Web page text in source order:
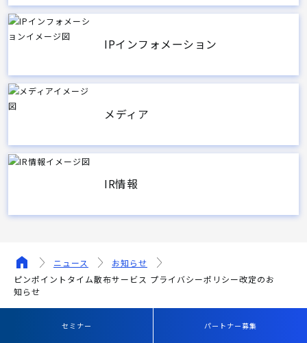
IPインフォメーション
メディア
IR情報
ニュース
お知らせ
ピンポイントタイム散布サービス プライバシーポリシー改定のお
知らせ
セミナー パートナー募集